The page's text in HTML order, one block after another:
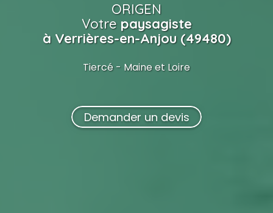
ORIGEN
Votre paysagiste
à Verrières-en-Anjou (49480)
Tiercé - Maine et Loire
Demander un devis